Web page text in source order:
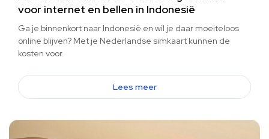
voor internet en bellen in Indonesië
Ga je binnenkort naar Indonesië en wil je daar moeiteloos
online blijven? Met je Nederlandse simkaart kunnen de
kosten voor.
Lees meer